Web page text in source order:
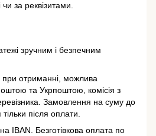
чи за реквізитами.
зручним і безпечним
при отриманні, можлива
та Укрпоштою, комісія з
Замовлення на суму до
після оплати.
IBAN. Безготівкова оплата по